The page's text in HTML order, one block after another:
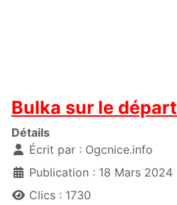
Bulka sur le
Détails
Écrit par : Ogcnice.info
Publication : 18 Mars 2024
Clics : 1730